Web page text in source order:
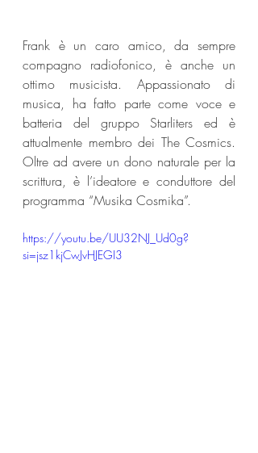
Frank è un caro amico, da sempre
compagno radiofonico, è anche un
ottimo musicista. Appassionato di
musica, ha fatto parte come voce e
batteria del gruppo Starliters ed è
attualmente membro dei The Cosmics.
Oltre ad avere un dono naturale per la
scrittura, è l’ideatore e conduttore del
programma “Musika Cosmika”.
https://youtu.be/UU32NJ_Ud0g?
si=jsz1kjCwJvHJEGI3